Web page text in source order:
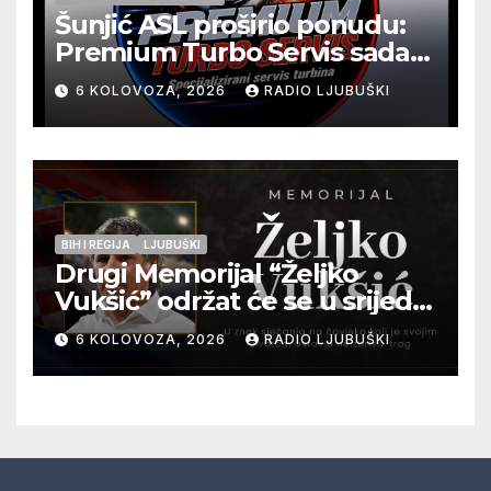
Šunjić ASL proširio ponudu:
Premium Turbo Servis sada
na jednoj adresi u Ljubuškom
6 KOLOVOZA, 2026 RADIO LJUBUŠKI
BIH I REGIJA LJUBUŠKI
Drugi Memorijal “Željko
Vukšić” održat će se u srijedu
12. kolovoza u Otoku
6 KOLOVOZA, 2026 RADIO LJUBUŠKI